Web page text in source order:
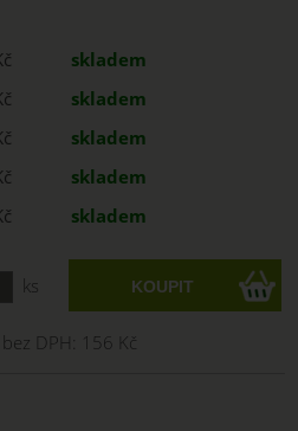
skladem
skladem
skladem
skladem
skladem
ks
DPH: 156 Kč